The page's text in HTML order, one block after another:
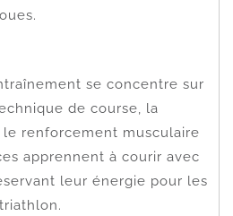
se concentre sur
de course, la
le renforcement musculaire
apprennent à courir avec
leur énergie pour les